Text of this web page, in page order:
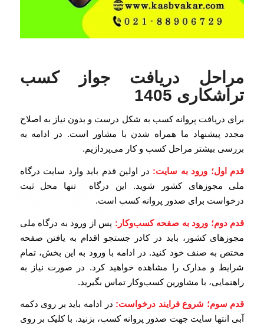
مراحل دریافت جواز کسب
تراشکاری 1405
برای دریافت پروانه کسب به شکل درست و بدون نیاز به اصلاح
مجدد پیشنهاد ما همراه شدن با مشاور است. در ادامه به
بررسی بیشتر مراحل کسب و کار می‌پردازیم.
قدم اول؛ ورود به سایت: در اولین قدم باید وارد سایت درگاه
ملی مجوزهای کشور شوید. این درگاه تنها محل ثبت
درخواست برای صدور پروانه کسب است.
قدم دوم؛ ورود به صفحه کسب‌وکار: پس از ورود به درگاه ملی
مجوزهای کشور، باید در کادر جستجو اقدام به یافتن صفحه
مختص به صنف خود کنید. در ادامه با ورود به این بخش، تمام
شرایط و مدارک را مشاهده خواهید کرد. در صورت نیاز به
راهنمایی، با مشاورین کسب‌وکار تماس بگیرید.
قدم سوم؛ شروع فرایند درخواست: در ادامه باید بر روی دکمه
آبی انتها سایت جهت صدور پروانه کسب، بزنید. با کلیک بر روی